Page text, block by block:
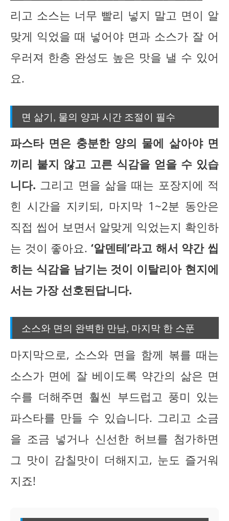
리고 소스는 너무 빨리 넣지 말고 면이 알
맞게 익었을 때 넣어야 면과 소스가 잘 어
우러져 한층 완성도 높은 맛을 낼 수 있어
요.
면 삶기, 물의 양과 시간 조절이 필수
파스타 면은 충분한 양의 물에 삶아야 면
끼리 붙지 않고 고른 식감을 얻을 수 있습
니다. 그리고 면을 삶을 때는 포장지에 적
힌 시간을 지키되, 마지막 1~2분 동안은
직접 씹어 보면서 알맞게 익었는지 확인하
는 것이 좋아요. ‘알덴테’라고 해서 약간 씹
히는 식감을 남기는 것이 이탈리아 현지에
서는 가장 선호된답니다.
소스와 면의 완벽한 만남, 마지막 한 스푼
마지막으로, 소스와 면을 함께 볶를 때는
소스가 면에 잘 베이도록 약간의 삶은 면
수를 더해주면 훨씬 부드럽고 풍미 있는
파스타를 만들 수 있습니다. 그리고 소금
을 조금 넣거나 신선한 허브를 첨가하면
그 맛이 감칠맛이 더해지고, 눈도 즐거워
지죠!